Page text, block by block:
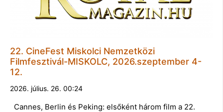
22. CineFest Miskolci Nemzetközi
Filmfesztivál-MISKOLC, 2026.szeptember 4-
12.
2026. július. 26. 00:24
Cannes, Berlin és Peking: elsőként három film a 22.